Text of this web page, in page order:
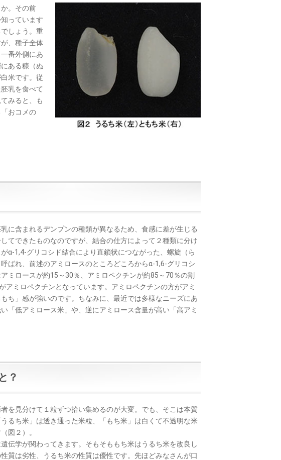
。その前
っています
しょう。重
、種子全体
番外側にあ
ある糠（ぬ
米です。従
乳を食べて
みると、も
おコメの
に含まれるデンプンの種類が異なるため、食感に差が生じる
てできたものなのですが、結合の仕方によって２種類に分け
α-1,4-グリコシド結合により直鎖状につながった、螺旋（ら
ばれ、前述のアミロースのところどころからα-1,6-グリコシ
ミロースが約15～30％、アミロペクチンが約85～70％の割
ミロペクチンとなっています。アミロペクチンの方がアミ
ち」感が強いのです。ちなみに、最近では多様なニーズにあ
「低アミロース米」や、逆にアミロース含量が高い「高アミ
？
を見分けて１粒ずつ拾い集めるのが大変。でも、そこは本質
るち米」は透き通った米粒、「もち米」は白くて不透明な米
図２）。
伝学が関わってきます。そもそももち米はうるち米を改良し
質は劣性、うるち米の性質は優性です。先ほどみなさんが口